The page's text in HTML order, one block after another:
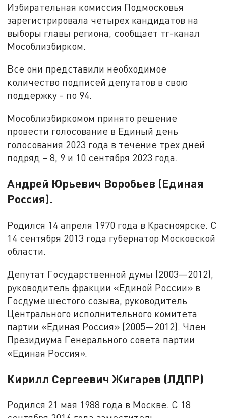
Избирательная комиссия Подмосковья
зарегистрировала четырех кандидатов на
выборы главы региона, сообщает тг-канал
Мособлизбирком.
Все они представили необходимое
количество подписей депутатов в свою
поддержку - по 94.
Мособлизбиркомом принято решение
провести голосование в Единый день
голосования 2023 года в течение трех дней
подряд – 8, 9 и 10 сентября 2023 года.
Андрей Юрьевич Воробьев (Единая
Россия).
Родился 14 апреля 1970 года в Красноярске. С
14 сентября 2013 года губернатор Московской
области.
Депутат Государственной думы (2003—2012),
руководитель фракции «Единой России» в
Госдуме шестого созыва, руководитель
Центрального исполнительного комитета
партии «Единая Россия» (2005—2012). Член
Президиума Генерального совета партии
«Единая Россия».
Кирилл Сергеевич Жигарев (ЛДПР)
Родился 21 мая 1988 года в Москве. С 18